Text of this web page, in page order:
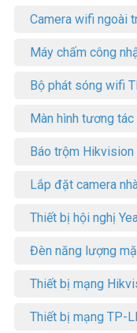
Camera wifi ngoài
Máy chấm công
Bộ phát sóng wifi
Màn hình tương tác
Báo trộm Hikvision
Lắp đặt camera
Thiết bị hội nghị
Đèn năng lượng
Thiết bị mạng
Thiết bị mạng TP-